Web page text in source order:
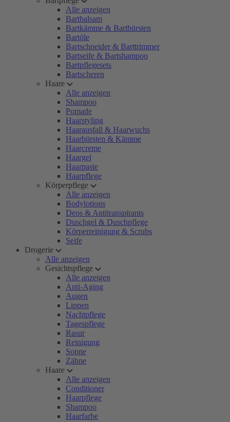
Alle anzeigen
Bartbalsam
Bartkämme & Bartbürsten
Bartöle
Bartschneider & Barttrimmer
Bartseife & Bartshampoo
Bartpflegesets
Bartscheren
Haare
Alle anzeigen
Shampoo
Pomade
Haarstyling
Haarausfall & Haarwuchs
Haarbürsten & Kämme
Haarcreme
Haargel
Haarpaste
Haarpflege
Körperpflege
Alle anzeigen
Bodylotions
Deos & Antitranspirants
Duschgel & Duschpflege
Körperreinigung & Scrubs
Seife
Drogerie
Alle anzeigen
Gesichtspflege
Alle anzeigen
Anti-Aging
Augen
Lippen
Nachtpflege
Tagespflege
Rasur
Reinigung
Sonne
Zähne
Haare
Alle anzeigen
Conditioner
Haarpflege
Shampoo
Haarfarbe